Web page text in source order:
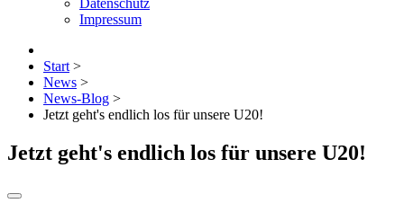
Datenschutz
Impressum
Start >
News >
News-Blog >
Jetzt geht's endlich los für unsere U20!
Jetzt geht's endlich los für unsere U20!